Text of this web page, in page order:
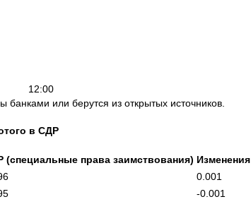
12:00
или берутся из открытых источников.
в СДР
(специальные права заимствования) Изменения
0.001
-0.001